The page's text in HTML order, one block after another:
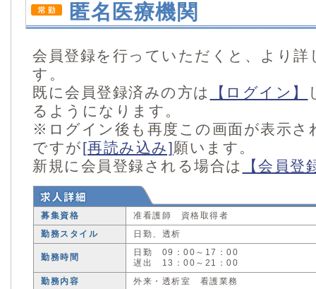
匿名医療機関
会員登録を行っていただくと、より
す。
既に会員登録済みの方は
【ログイン】
るようになります。
※ログイン後も再度この画面が表示さ
ですが[再読み込み]願います。
新規に会員登録される場合は
【会員登
募集資格
准看護師 資格取得者
勤務スタイル
日勤、透析
勤務時間
日勤 09：00～17：00
遅出 13：00～21：00
勤務内容
外来・透析室 看護業務